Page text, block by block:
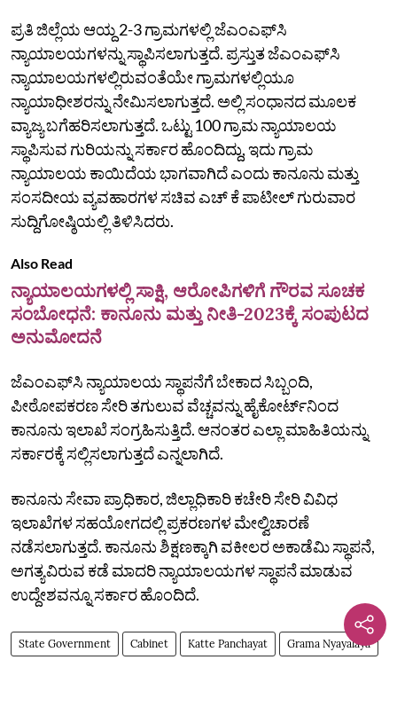
ಪ್ರತಿ ಜಿಲ್ಲೆಯ ಆಯ್ದ 2-3 ಗ್ರಾಮಗಳಲ್ಲಿ ಜೆಎಂಎಫ್‌ಸಿ
ನ್ಯಾಯಾಲಯಗಳನ್ನು ಸ್ಥಾಪಿಸಲಾಗುತ್ತದೆ. ಪ್ರಸ್ತುತ ಜೆಎಂಎಫ್‌ಸಿ
ನ್ಯಾಯಾಲಯಗಳಲ್ಲಿರುವಂತೆಯೇ ಗ್ರಾಮಗಳಲ್ಲಿಯೂ
ನ್ಯಾಯಾಧೀಶರನ್ನು ನೇಮಿಸಲಾಗುತ್ತದೆ. ಅಲ್ಲಿ ಸಂಧಾನದ ಮೂಲಕ
ವ್ಯಾಜ್ಯ ಬಗೆಹರಿಸಲಾಗುತ್ತದೆ. ಒಟ್ಟು 100 ಗ್ರಾಮ ನ್ಯಾಯಾಲಯ
ಸ್ಥಾಪಿಸುವ ಗುರಿಯನ್ನು ಸರ್ಕಾರ ಹೊಂದಿದ್ದು, ಇದು ಗ್ರಾಮ
ನ್ಯಾಯಾಲಯ ಕಾಯಿದೆಯ ಭಾಗವಾಗಿದೆ ಎಂದು ಕಾನೂನು ಮತ್ತು
ಸಂಸದೀಯ ವ್ಯವಹಾರಗಳ ಸಚಿವ ಎಚ್‌ ಕೆ ಪಾಟೀಲ್‌ ಗುರುವಾರ
ಸುದ್ದಿಗೋಷ್ಠಿಯಲ್ಲಿ ತಿಳಿಸಿದರು.
Also Read
ನ್ಯಾಯಾಲಯಗಳಲ್ಲಿ ಸಾಕ್ಷಿ, ಆರೋಪಿಗಳಿಗೆ ಗೌರವ ಸೂಚಕ
ಸಂಬೋಧನೆ: ಕಾನೂನು ಮತ್ತು ನೀತಿ-2023ಕ್ಕೆ ಸಂಪುಟದ
ಅನುಮೋದನೆ
ಜೆಎಂಎಫ್‌ಸಿ ನ್ಯಾಯಾಲಯ ಸ್ಥಾಪನೆಗೆ ಬೇಕಾದ ಸಿಬ್ಬಂದಿ,
ಪೀಠೋಪಕರಣ ಸೇರಿ ತಗುಲುವ ವೆಚ್ಚವನ್ನು ಹೈಕೋರ್ಟ್‌ನಿಂದ
ಕಾನೂನು ಇಲಾಖೆ ಸಂಗ್ರಹಿಸುತ್ತಿದೆ. ಆನಂತರ ಎಲ್ಲಾ ಮಾಹಿತಿಯನ್ನು
ಸರ್ಕಾರಕ್ಕೆ ಸಲ್ಲಿಸಲಾಗುತ್ತದೆ ಎನ್ನಲಾಗಿದೆ.
ಕಾನೂನು ಸೇವಾ ಪ್ರಾಧಿಕಾರ, ಜಿಲ್ಲಾಧಿಕಾರಿ ಕಚೇರಿ ಸೇರಿ ವಿವಿಧ
ಇಲಾಖೆಗಳ ಸಹಯೋಗದಲ್ಲಿ ಪ್ರಕರಣಗಳ ಮೇಲ್ವಿಚಾರಣೆ
ನಡೆಸಲಾಗುತ್ತದೆ. ಕಾನೂನು ಶಿಕ್ಷಣಕ್ಕಾಗಿ ವಕೀಲರ ಅಕಾಡೆಮಿ ಸ್ಥಾಪನೆ,
ಅಗತ್ಯವಿರುವ ಕಡೆ ಮಾದರಿ ನ್ಯಾಯಾಲಯಗಳ ಸ್ಥಾಪನೆ ಮಾಡುವ
ಉದ್ದೇಶವನ್ನೂ ಸರ್ಕಾರ ಹೊಂದಿದೆ.
State Government Cabinet Katte Panchayat Grama Nyayalaya